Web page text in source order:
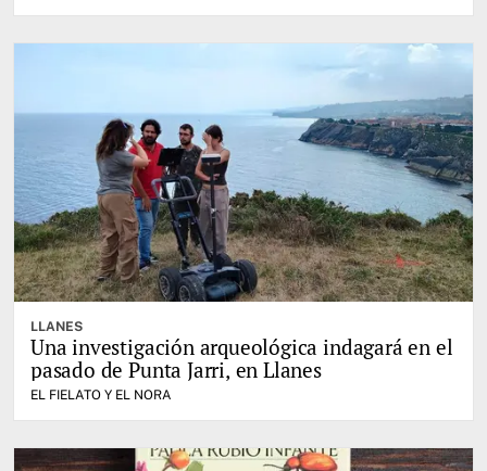
LLANES
Una investigación arqueológica indagará en el
pasado de Punta Jarri, en Llanes
EL FIELATO Y EL NORA